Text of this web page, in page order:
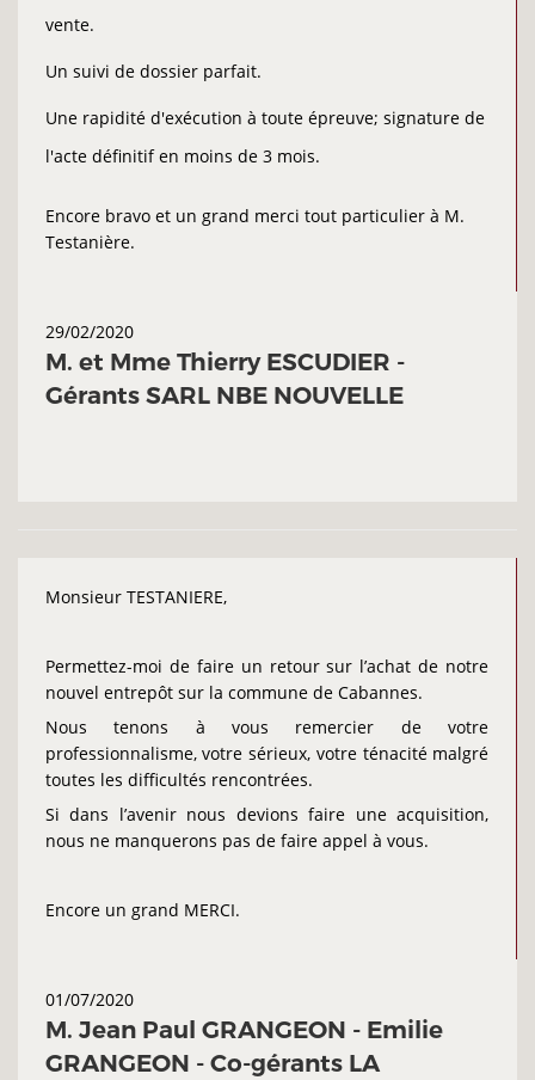
vente.
Un suivi de dossier parfait.
Une rapidité d'exécution à toute épreuve; signature de
l'acte définitif en moins de 3 mois.
Encore bravo et un grand merci tout particulier à M.
Testanière.
29/02/2020
M. et Mme Thierry ESCUDIER -
Gérants SARL NBE NOUVELLE
Monsieur TESTANIERE,
Permettez-moi de faire un retour sur l’achat de notre
nouvel entrepôt sur la commune de Cabannes.
Nous tenons à vous remercier de votre
professionnalisme, votre sérieux, votre ténacité malgré
toutes les difficultés rencontrées.
Si dans l’avenir nous devions faire une acquisition,
nous ne manquerons pas de faire appel à vous.
Encore un grand MERCI.
01/07/2020
M. Jean Paul GRANGEON - Emilie
GRANGEON - Co-gérants LA